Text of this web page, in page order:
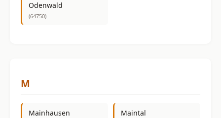
Odenwald
(64750)
M
Mainhausen Maintal